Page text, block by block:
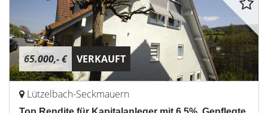
65.000,- € VERKAUFT
Lützelbach-Seckmauern